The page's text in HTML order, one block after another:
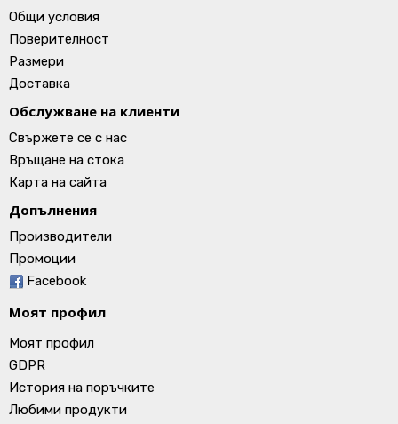
Общи условия
Поверителност
Размери
Доставка
Обслужване на клиенти
Свържете се с нас
Връщане на стока
Карта на сайта
Допълнения
Производители
Промоции
Facebook
Моят профил
Моят профил
GDPR
История на поръчките
Любими продукти